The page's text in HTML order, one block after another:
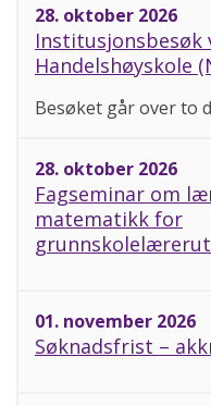
28. oktober 2026
Institusjonsbesøk
Handelshøyskole
Besøket går over to
28. oktober 2026
Fagseminar om
matematikk for
01. november 2026
Søknadsfrist –